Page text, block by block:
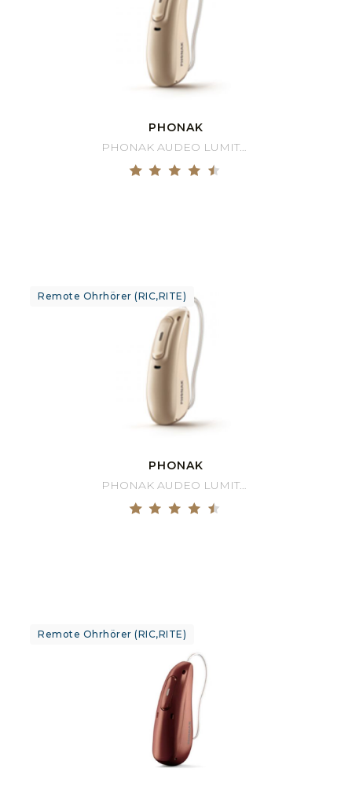
PHONAK
PHONAK AUDEO LUMITY 70-R
Remote Ohrhörer (RIC,RITE)
PHONAK
PHONAK AUDEO LUMITY 50-R
Remote Ohrhörer (RIC,RITE)